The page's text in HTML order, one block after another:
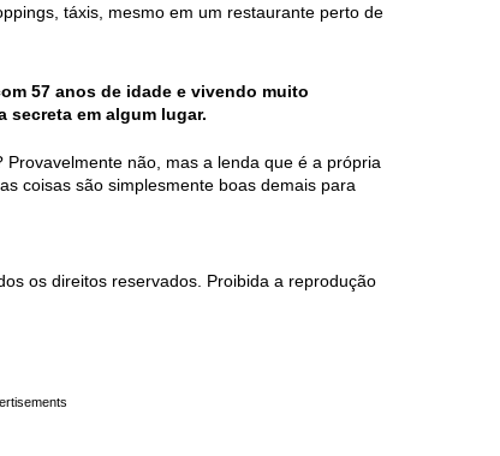
táxis, mesmo em um restaurante perto de
57 anos de idade e vivendo muito
secreta em algum lugar.
não, mas a lenda que é a própria
coisas são simplesmente boas demais para
os direitos reservados. Proibida a reprodução